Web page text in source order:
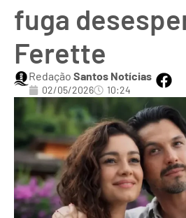
fuga
Ferette
Redação Santos Notícias
02/05/2026 10:24